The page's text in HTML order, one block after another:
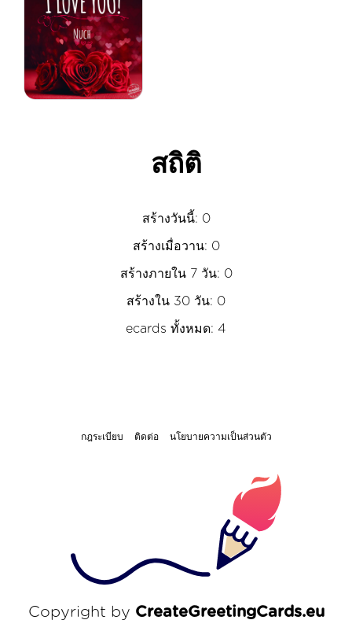
สถิติ
สร้างวันนี้: 0
สร้างเมื่อวาน: 0
สร้างภายใน 7 วัน: 0
สร้างใน 30 วัน: 0
ecards ทั้งหมด: 4
กฎระเบียบ ติดต่อ นโยบายความเป็นส่วนตัว
Copyright by CreateGreetingCards.eu